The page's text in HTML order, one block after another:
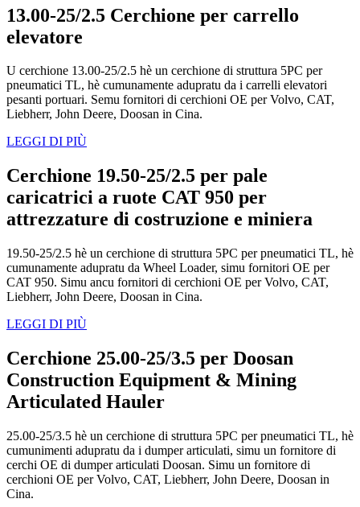
13.00-25/2.5 Cerchione per carrello
elevatore
U cerchione 13.00-25/2.5 hè un cerchione di struttura 5PC per
pneumatici TL, hè cumunamente adupratu da i carrelli elevatori
pesanti portuari. Semu fornitori di cerchioni OE per Volvo, CAT,
Liebherr, John Deere, Doosan in Cina.
LEGGI DI PIÙ
Cerchione 19.50-25/2.5 per pale
caricatrici a ruote CAT 950 per
attrezzature di costruzione e miniera
19.50-25/2.5 hè un cerchione di struttura 5PC per pneumatici TL, hè
cumunamente adupratu da Wheel Loader, simu fornitori OE per
CAT 950. Simu ancu fornitori di cerchioni OE per Volvo, CAT,
Liebherr, John Deere, Doosan in Cina.
LEGGI DI PIÙ
Cerchione 25.00-25/3.5 per Doosan
Construction Equipment & Mining
Articulated Hauler
25.00-25/3.5 hè un cerchione di struttura 5PC per pneumatici TL, hè
cumunimenti adupratu da i dumper articulati, simu un fornitore di
cerchi OE di dumper articulati Doosan. Simu un fornitore di
cerchioni OE per Volvo, CAT, Liebherr, John Deere, Doosan in
Cina.